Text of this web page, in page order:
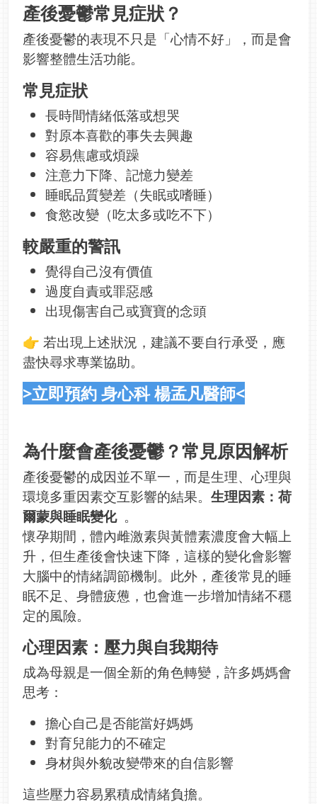
產後憂鬱常見症狀？
產後憂鬱的表現不只是「心情不好」，而是會
影響整體生活功能。
常見症狀
長時間情緒低落或想哭
對原本喜歡的事失去興趣
容易焦慮或煩躁
注意力下降、記憶力變差
睡眠品質變差（失眠或嗜睡）
食慾改變（吃太多或吃不下）
較嚴重的警訊
覺得自己沒有價值
過度自責或罪惡感
出現傷害自己或寶寶的念頭
👉 若出現上述狀況，建議不要自行承受，應
盡快尋求專業協助。
>立即預約 身心科 楊孟凡醫師<
為什麼會產後憂鬱？常見原因解析
產後憂鬱的成因並不單一，而是生理、心理與
環境多重因素交互影響的結果。 生理因素：荷
爾蒙與睡眠變化。
懷孕期間，體內雌激素與黃體素濃度會大幅上
升，但生產後會快速下降，這樣的變化會影響
大腦中的情緒調節機制。此外，產後常見的睡
眠不足、身體疲憊，也會進一步增加情緒不穩
定的風險。
心理因素：壓力與自我期待
成為母親是一個全新的角色轉變，許多媽媽會
思考：
擔心自己是否能當好媽媽
對育兒能力的不確定
身材與外貌改變帶來的自信影響
這些壓力容易累積成情緒負擔。